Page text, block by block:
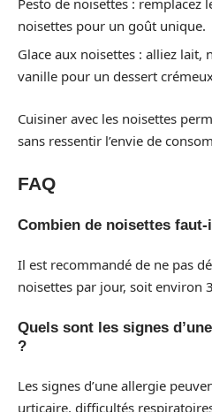
noisettes pour un goût unique.
Glace aux noisettes : alliez lait,
vanille pour un dessert
Cuisiner avec les noisettes
sans ressentir l’envie de
FAQ
Combien de noisettes
Il est recommandé de ne pas
noisettes par jour, soit environ
Quels sont les signes
?
Les signes d’une allergie
urticaire, difficultés